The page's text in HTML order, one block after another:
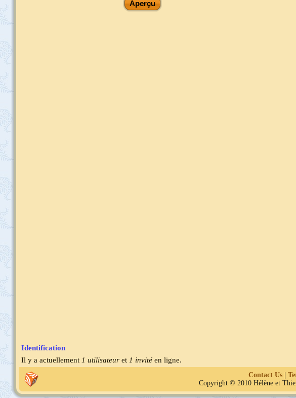
Identification
Il y a actuellement 1 utilisateur et 1 invité en ligne.
Contact Us|
Copyright © 2010 Hélène et